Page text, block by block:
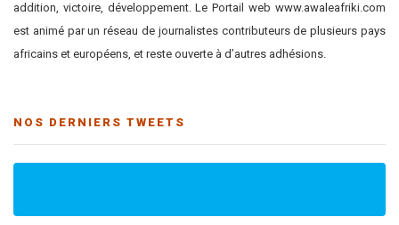
addition, victoire, développement. Le Portail web www.awaleafriki.com
est animé par un réseau de journalistes contributeurs de plusieurs pays
africains et européens, et reste ouverte à d’autres adhésions.
NOS DERNIERS TWEETS